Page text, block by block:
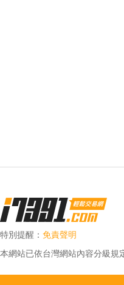
特別提醒： 免責聲明
本網站已依台灣網站內容分級規